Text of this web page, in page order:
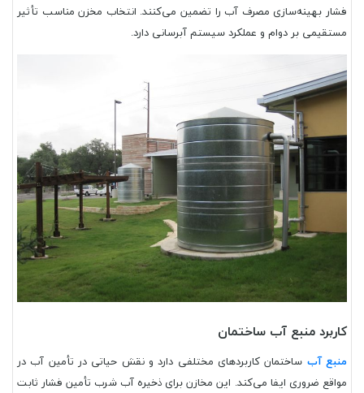
فشار بهینه‌سازی مصرف آب را تضمین می‌کنند. انتخاب مخزن مناسب تأثیر
مستقیمی بر دوام و عملکرد سیستم آبرسانی دارد.
کاربرد منبع آب ساختمان
منبع آب ساختمان کاربردهای مختلفی دارد و نقش حیاتی در تأمین آب در
مواقع ضروری ایفا می‌کند. این مخازن برای ذخیره آب شرب تأمین فشار ثابت